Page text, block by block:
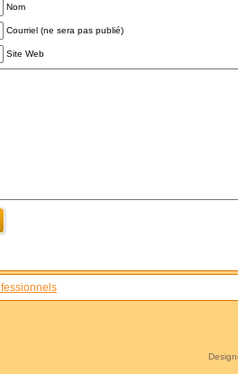
Nom
Courriel (ne sera pas publié)
Site Web